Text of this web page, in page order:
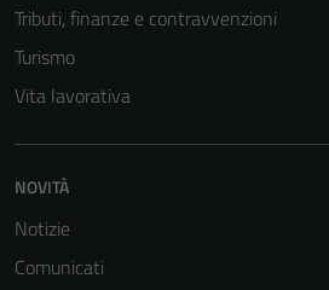
Tributi, finanze e contravvenzioni
Turismo
Vita lavorativa
NOVITÀ
Notizie
Comunicati